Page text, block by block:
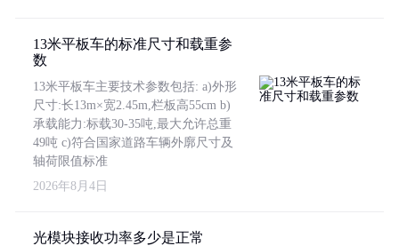
13米平板车的标准尺寸和载重参
数
13米平板车主要技术参数包括: a)外形
尺寸:长13m×宽2.45m,栏板高55cm b)
承载能力:标载30-35吨,最大允许总重
49吨 c)符合国家道路车辆外廓尺寸及
轴荷限值标准
2026年8月4日
光模块接收功率多少是正常